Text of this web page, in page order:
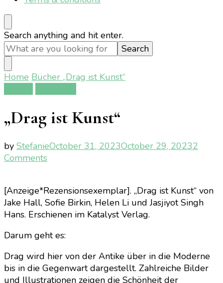
Looking
for
Something?
Search anything and hit enter.
Home Bücher „Drag ist Kunst“
„Drag ist Kunst“
by StefanieOctober 31, 2023October 29, 20232
Commentson
Kunst“
[Anzeige*Rezensionsexemplar]. „Drag ist Kunst“ von
Jake Hall, Sofie Birkin, Helen Li und Jasjiyot Singh
Hans. Erschienen im Katalyst Verlag.
Darum geht es:
Drag wird hier von der Antike über in die Moderne
bis in die Gegenwart dargestellt. Zahlreiche Bilder
und Illustrationen zeigen die Schönheit der